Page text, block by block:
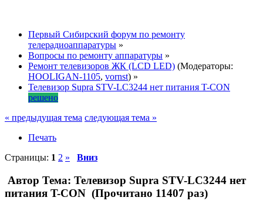
Первый Сибирский форум по ремонту
телерадиоаппаратуры »
Вопросы по ремонту аппаратуры »
Ремонт телевизоров ЖК (LCD LED) (Модераторы:
HOOLIGAN-1105, vornst) »
Телевизор Supra STV-LC3244 нет питания T-CON
решено
« предыдущая тема следующая тема »
Печать
Страницы: 1 2 » Вниз
Автор Тема: Телевизор Supra STV-LC3244 нет
питания T-CON (Прочитано 11407 раз)